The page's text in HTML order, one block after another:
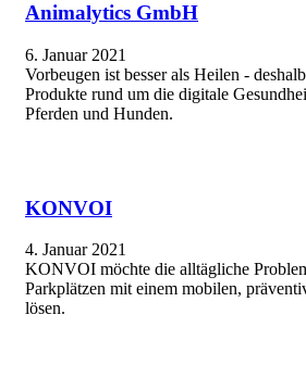
Animalytics GmbH
6. Januar 2021
Vorbeugen ist besser als Heilen -
Produkte rund um die digitale
Pferden und Hunden.
KONVOI
4. Januar 2021
KONVOI möchte die alltägliche
Parkplätzen mit einem mobilen,
lösen.